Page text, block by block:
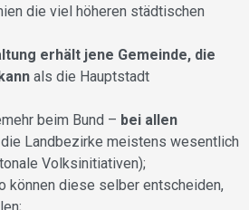
die viel höheren städtischen
erhält jene Gemeinde, die
als die Hauptstadt
beim Bund – bei allen
Landbezirke meistens wesentlich
Volksinitiativen);
können diese selber entscheiden,